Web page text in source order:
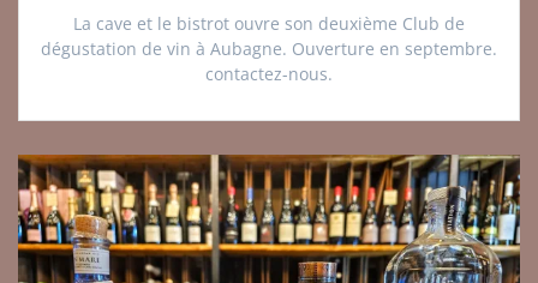
La cave et le bistrot ouvre son deuxième Club de
dégustation de vin à Aubagne. Ouverture en septembre.
contactez-nous.